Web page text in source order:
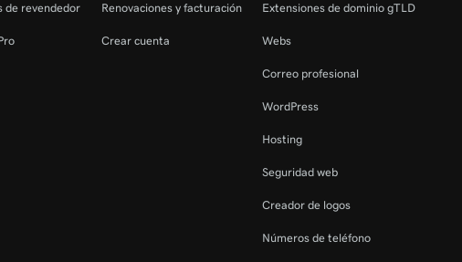
de revendedor Renovaciones y facturación
Crear cuenta
Extensiones de dominio gTLD
Webs
Correo profesional
WordPress
Hosting
Seguridad web
Creador de logos
Números de teléfono